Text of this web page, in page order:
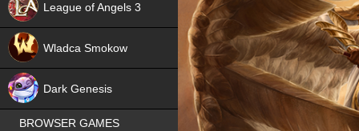
League of Angels 3
Wladca Smokow
Dark Genesis
BROWSER GAMES